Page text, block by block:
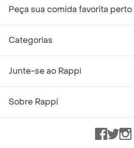
Peça sua comida favorita
Categorias
Junte-se ao Rappi
Sobre Rappi
Facebook
Twitter